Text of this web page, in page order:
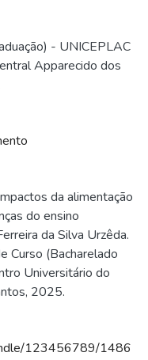
- UNICEPLAC
Apparecido dos
da alimentação
do ensino
da Silva Urzêda.
Curso (Bacharelado
Universitário do
2025.
123456789/1486